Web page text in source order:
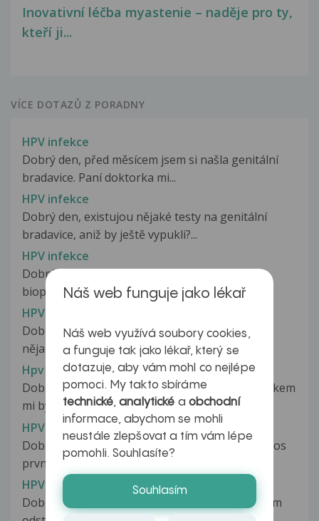
Inovativní léčba myastenie – naděje pro ty,
kteří ji...
VÍCE DOTAZŮ Z PORADNY
HPV infekce
Dobrý den, před měsícem jsem si našla genitální
bradavice. Paní doktorka mi...
HPV infekce
Dobrý den, existujou nějaké testy na genitální
bradavice, aniž by ještě vypukli?...
HPV infekce
Dobrý den, Chtěla bych se zeptat byla jsem na
biopsii čípku byl mi zjištěn...
HPV infekce
Dobrý den,zajímalo by mne, jestli se můj muž
nějakým testem může dozvědět,jestli...
Hpv infekce
Dobrý den pane doktore, Je mi 24 a před půl rokem
mi byl poprvé zjištěn hpv...
HPV infekce
Dobrý den, chtěla bych Vás poprosit o rady. Letos
prvně v září mi na cytologii...
HPV infekce
Dobrý den, Před 4 lety jsem byla na chirurgickém
Náš web funguje jako lékař
Náš web využívá soubory cookies,
a funguje tak jako lékař, který se
dotazuje, aby vám mohl co nejlépe
pomoci. My takto sbíráme
technické,analytické a obchodní
informace, abychom se mohli
neustále zlepšovat a tím vám lépe
pomohli. Souhlasíte?
Souhlasím